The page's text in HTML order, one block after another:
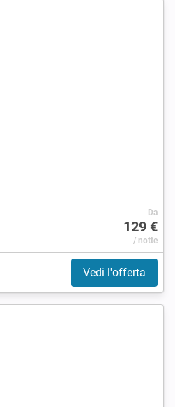
Da
129 €
/ notte
Vedi l'offerta